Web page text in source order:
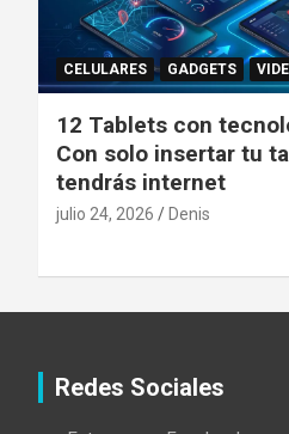
CELULARES GADGETS
12 Tablets con
Con solo insertar tu
tendrás internet
julio 24, 2026 Denis
Redes Sociales